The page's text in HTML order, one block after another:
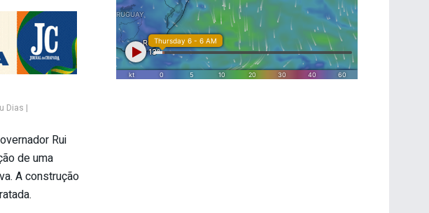
Dias |
Rui
de uma
A construção